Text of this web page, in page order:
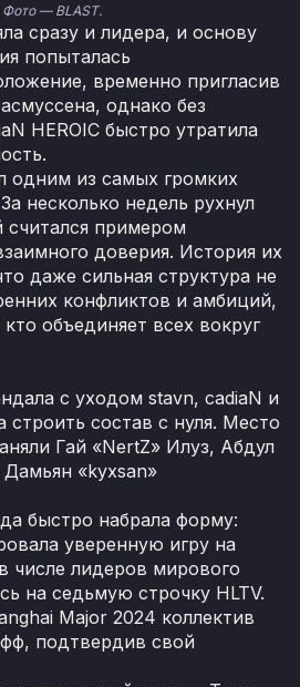
Фото — BLAST.
сразу и лидера, и основу
попыталась
временно пригласив
однако без
HEROIC быстро утратила
одним из самых громких
несколько недель рухнул
считался примером
доверия. История их
даже сильная структура не
конфликтов и амбиций,
кто объединяет всех вокруг
с уходом stavn, cadiaN и
строить состав с нуля. Место
Гай «NertZ» Илуз, Абдул
Дамьян «kyxsan»
быстро набрала форму:
уверенную игру на
числе лидеров мирового
на седьмую строчку HLTV.
Major 2024 коллектив
подтвердив свой